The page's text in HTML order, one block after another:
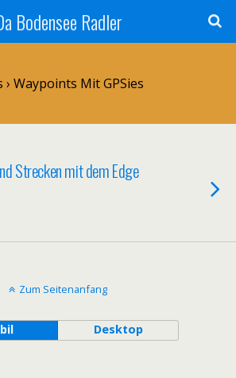
Bodensee Radler
› Waypoints Mit GPSies
Strecken mit dem Edge
Zum Seitenanfang
Desktop